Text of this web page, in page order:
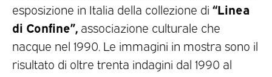
esposizione in Italia della collezione di “Linea
di Confine”, associazione culturale che
nacque nel 1990. Le immagini in mostra sono il
risultato di oltre trenta indagini dal 1990 al